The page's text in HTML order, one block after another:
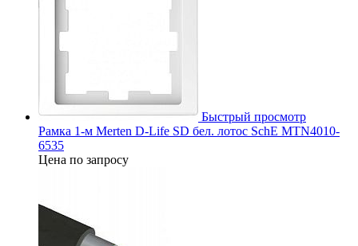
Быстрый просмотр
Рамка 1-м Merten D-Life SD бел. лотос SchE MTN4010-
6535
Цена по запросу